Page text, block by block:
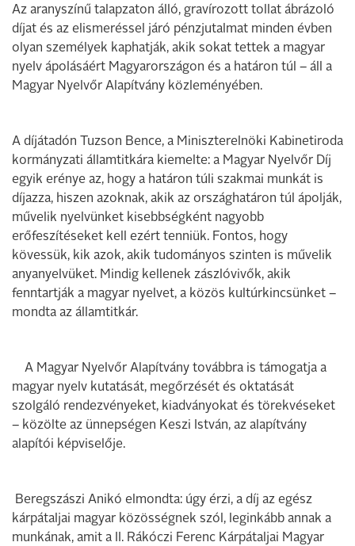
Az aranyszínű talapzaton álló, gravírozott tollat ábrázoló
díjat és az elismeréssel járó pénzjutalmat minden évben
olyan személyek kaphatják, akik sokat tettek a magyar
nyelv ápolásáért Magyarországon és a határon túl – áll a
Magyar Nyelvőr Alapítvány közleményében.
A díjátadón Tuzson Bence, a Miniszterelnöki Kabinetiroda
kormányzati államtitkára kiemelte: a Magyar Nyelvőr Díj
egyik erénye az, hogy a határon túli szakmai munkát is
díjazza, hiszen azoknak, akik az országhatáron túl ápolják,
művelik nyelvünket kisebbségként nagyobb
erőfeszítéseket kell ezért tenniük. Fontos, hogy
kövessük, kik azok, akik tudományos szinten is művelik
anyanyelvüket. Mindig kellenek zászlóvivők, akik
fenntartják a magyar nyelvet, a közös kultúrkincsünket –
mondta az államtitkár.
A Magyar Nyelvőr Alapítvány továbbra is támogatja a
magyar nyelv kutatását, megőrzését és oktatását
szolgáló rendezvényeket, kiadványokat és törekvéseket
– közölte az ünnepségen Keszi István, az alapítvány
alapítói képviselője.
Beregszászi Anikó elmondta: úgy érzi, a díj az egész
kárpátaljai magyar közösségnek szól, leginkább annak a
munkának, amit a II. Rákóczi Ferenc Kárpátaljai Magyar